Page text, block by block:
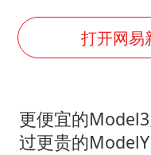
打开网易
更便宜的
过更贵的ModelY